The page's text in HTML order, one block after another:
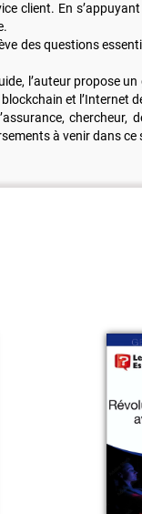
client. En
des questions
l’auteur propose
et l’Internet
à venir dans ce